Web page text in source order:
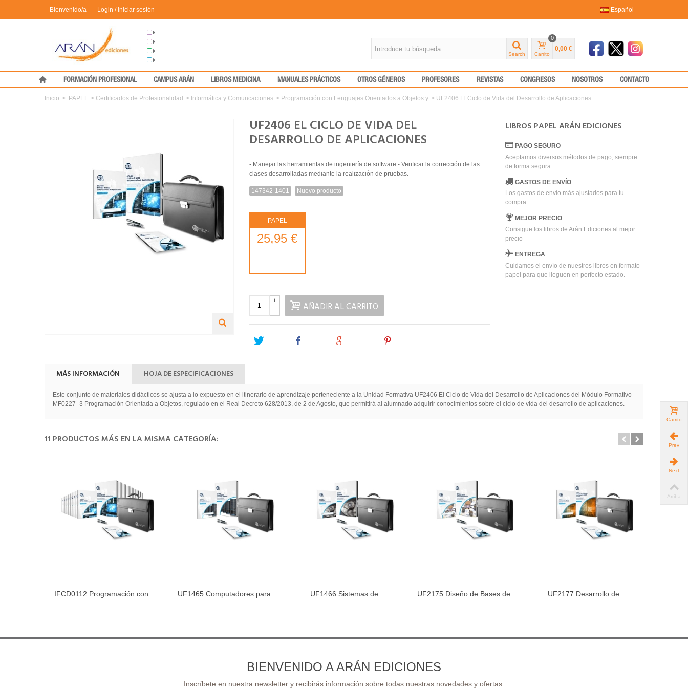
Español
Bienvenido/a Login / Iniciar sesión
Grupo Arán
Congresos
Formación
Medical Press
Search Carrito
0
0,00 €
FORMACIÓN PROFESIONAL CAMPUS ARÁN LIBROS MEDICINA MANUALES PRÁCTICOS OTROS GÉNEROS PROFESORES REVISTAS CONGRESOS NOSOTROS CONTACTO
Inicio > PAPEL > Certificados de Profesionalidad > Informática y Comuncaciones > Programación con Lenguajes Orientados a Objetos y > UF2406 El Ciclo de Vida del Desarrollo de Aplicaciones
UF2406 EL CICLO DE VIDA DEL
DESARROLLO DE APLICACIONES
- Manejar las herramientas de ingeniería de software.- Verificar la corrección de las
clases desarrolladas mediante la realización de pruebas.
147342-1401 Nuevo producto
PAPEL
25,95 €
-
+ AÑADIR AL CARRITO
Tweet
LIBROS PAPEL ARÁN EDICIONES
PAGO SEGURO
Aceptamos diversos métodos de pago, siempre
de forma segura.
GASTOS DE ENVÍO
Los gastos de envío más ajustados para tu
compra.
MEJOR PRECIO
Consigue los libros de Arán Ediciones al mejor
precio
ENTREGA
Cuidamos el envío de nuestros libros en formato
papel para que lleguen en perfecto estado.
MÁS INFORMACIÓN HOJA DE ESPECIFICACIONES
Este conjunto de materiales didácticos se ajusta a lo expuesto en el itinerario de aprendizaje perteneciente a la Unidad Formativa UF2406 El Ciclo de Vida del Desarrollo de Aplicaciones del Módulo Formativo
MF0227_3 Programación Orientada a Objetos, regulado en el Real Decreto 628/2013, de 2 de Agosto, que permitirá al alumnado adquirir conocimientos sobre el ciclo de vida del desarrollo de aplicaciones.
11 PRODUCTOS MÁS EN LA MISMA CATEGORÍA:
Añadir al carrito
IFCD0112 Programación con... Añadir al carrito
UF1465 Computadores para
Añadir al carrito
UF1466 Sistemas de
Añadir al carrito
UF2175 Diseño de Bases de
Añadir al carrito
UF2177 Desarrollo de
BIENVENIDO A ARÁN EDICIONES
Inscríbete en nuestra newsletter y recibirás información sobre todas nuestras novedades y ofertas.
Carrito
Prev
Next
Arriba